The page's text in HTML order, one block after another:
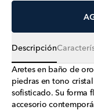
Descripción
Aretes en baño de
piedras en tono
sofisticado. Su forma
accesorio